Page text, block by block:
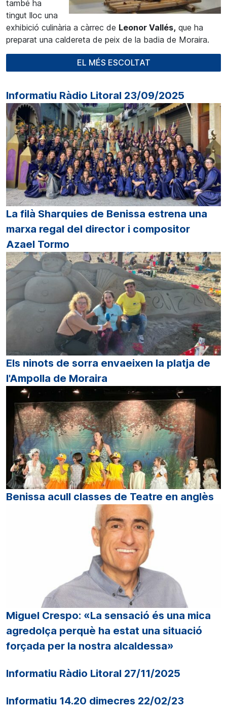
també ha
tingut lloc una
exhibició culinària a càrrec de Leonor Vallés, que ha
preparat una caldereta de peix de la badia de Moraira.
EL MÉS ESCOLTAT
Informatiu Ràdio Litoral 23/09/2025
La filà Sharquies de Benissa estrena una
marxa regal del director i compositor
Azael Tormo
Els ninots de sorra envaeixen la platja de
l'Ampolla de Moraira
Benissa acull classes de Teatre en anglès
Miguel Crespo: «La sensació és una mica
agredolça perquè ha estat una situació
forçada per la nostra alcaldessa»
Informatiu Ràdio Litoral 27/11/2025
Informatiu 14.20 dimecres 22/02/23